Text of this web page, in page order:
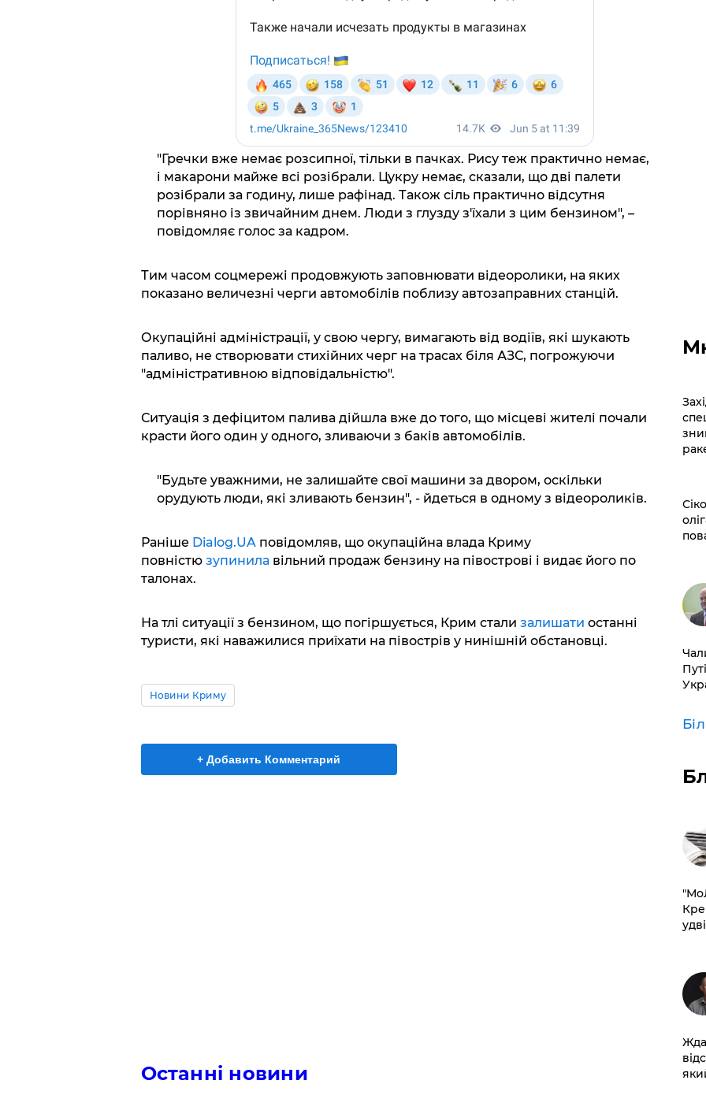
"Гречки вже немає розсипної, тільки в пачках. Рису теж практично немає,
і макарони майже всі розібрали. Цукру немає, сказали, що дві палети
розібрали за годину, лише рафінад. Також сіль практично відсутня
порівняно із звичайним днем. Люди з глузду з'їхали з цим бензином", –
повідомляє голос за кадром.
Тим часом соцмережі продовжують заповнювати відеоролики, на яких
показано величезні черги автомобілів поблизу автозаправних станцій.
Окупаційні адміністрації, у свою чергу, вимагають від водіїв, які шукають
паливо, не створювати стихійних черг на трасах біля АЗС, погрожуючи
"адміністративною відповідальністю".
Ситуація з дефіцитом палива дійшла вже до того, що місцеві жителі почали
красти його один у одного, зливаючи з баків автомобілів.
"Будьте уважними, не залишайте свої машини за двором, оскільки
орудують люди, які зливають бензин", - йдеться в одному з відеороликів.
Раніше Dialog.UAповідомляв, що окупаційна влада Криму
повністю зупинила вільний продаж бензину на півострові і видає його по
талонах.
На тлі ситуації з бензином, що погіршується, Крим стали залишати останні
туристи, які наважилися приїхати на півострів у нинішній обстановці.
Новини Криму
+ Добавить Комментарий
Останні новини